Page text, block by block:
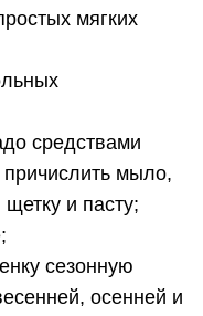
мягких
средствами
мыло,
и пасту;
сезонную
осенней и